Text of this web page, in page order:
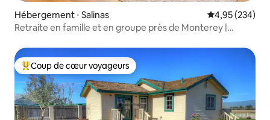
Hébergement ⋅ Salinas Évaluation
4,95 (234)
Retraite en famille et en groupe près de Monterey |
Coups de cœur voyageurs les plus appréciés
Coup de cœur voyageurs